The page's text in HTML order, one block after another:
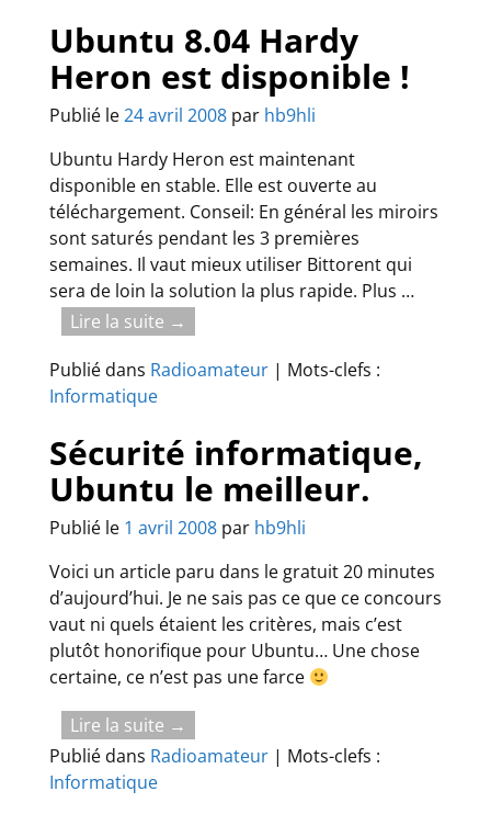
Ubuntu 8.04 Hardy
Heron est disponible !
Publié le24 avril 2008 par hb9hli
Ubuntu Hardy Heron est maintenant
disponible en stable. Elle est ouverte au
téléchargement. Conseil: En général les miroirs
sont saturés pendant les 3 premières
semaines. Il vaut mieux utiliser Bittorent qui
sera de loin la solution la plus rapide. Plus …
Lire la suite →
Publié dans Radioamateur| Mots-clefs :
Informatique
Sécurité informatique,
Ubuntu le meilleur.
Publié le 1 avril 2008 par hb9hli
Voici un article paru dans le gratuit 20 minutes
d’aujourd’hui. Je ne sais pas ce que ce concours
vaut ni quels étaient les critères, mais c’est
plutôt honorifique pour Ubuntu… Une chose
certaine, ce n’est pas une farce
Lire la suite →
Publié dans Radioamateur| Mots-clefs :
Informatique